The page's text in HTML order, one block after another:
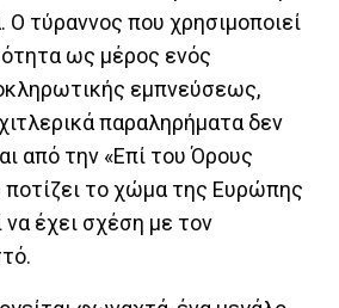
Ο τύραννος που χρησιμοποιεί
ως μέρος ενός
εμπνεύσεως,
παραληρήματα δεν
από την «Επί του Όρους
ποτίζει το χώμα της Ευρώπης
να έχει σχέση με τον